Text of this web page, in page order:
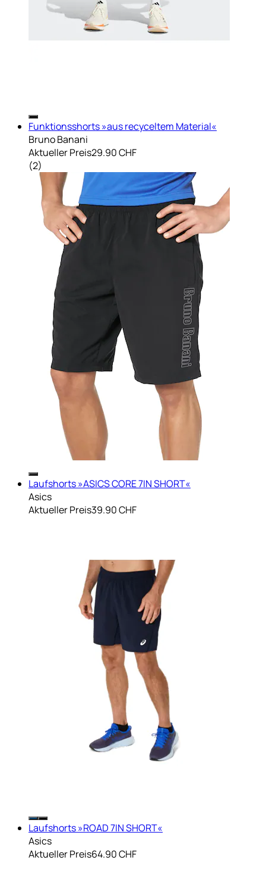
Funktionsshorts »aus recyceltem Material«
Bruno Banani
Aktueller Preis29.90 CHF
(2)
Laufshorts »ASICS CORE 7IN SHORT«
Asics
Aktueller Preis39.90 CHF
Laufshorts »ROAD 7IN SHORT«
Asics
Aktueller Preis64.90 CHF